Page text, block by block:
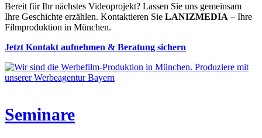
Bereit für Ihr nächstes Videoprojekt? Lassen Sie uns gemeinsam
Ihre Geschichte erzählen. Kontaktieren Sie LANIZMEDIA – Ihre
Filmproduktion in München.
Jetzt Kontakt aufnehmen & Beratung sichern
Seminare